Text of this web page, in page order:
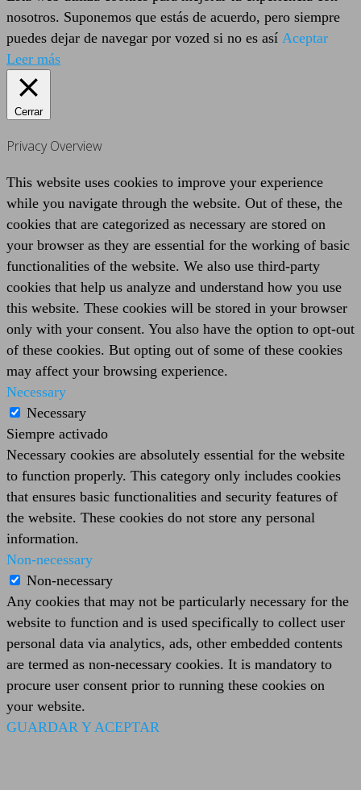
nosotros. Suponemos que estás de acuerdo, pero siempre
puedes dejar de navegar por vozed si no es así Aceptar
Leer más
Cerrar
Privacy Overview
This website uses cookies to improve your experience
while you navigate through the website. Out of these, the
cookies that are categorized as necessary are stored on
your browser as they are essential for the working of basic
functionalities of the website. We also use third-party
cookies that help us analyze and understand how you use
this website. These cookies will be stored in your browser
only with your consent. You also have the option to opt-out
of these cookies. But opting out of some of these cookies
may affect your browsing experience.
Necessary
Necessary
Siempre activado
Necessary cookies are absolutely essential for the website
to function properly. This category only includes cookies
that ensures basic functionalities and security features of
the website. These cookies do not store any personal
information.
Non-necessary
Non-necessary
Any cookies that may not be particularly necessary for the
website to function and is used specifically to collect user
personal data via analytics, ads, other embedded contents
are termed as non-necessary cookies. It is mandatory to
procure user consent prior to running these cookies on
your website.
GUARDAR Y ACEPTAR